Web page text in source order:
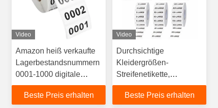
Video
Amazon heiß verkaufte
Lagerbestandsnummern
0001-1000 digitale
Etiketten
Seriennummern
Beste Preis erhalten
Video
Durchsichtige
Kleidergrößen-
Streifenetikette,
zerreißfest, 250 Streifen
pro Rolle, 3,18 cm X
Beste Preis erhalten